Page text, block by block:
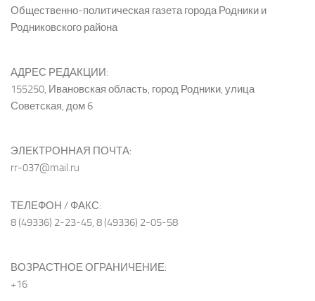
Общественно-политическая газета города Родники и
Родниковского района
АДРЕС РЕДАКЦИИ:
155250, Ивановская область, город Родники, улица
Советская, дом 6
ЭЛЕКТРОННАЯ ПОЧТА:
rr-037@mail.ru
ТЕЛЕФОН / ФАКС:
8 (49336) 2-23-45, 8 (49336) 2-05-58
ВОЗРАСТНОЕ ОГРАНИЧЕНИЕ:
+16